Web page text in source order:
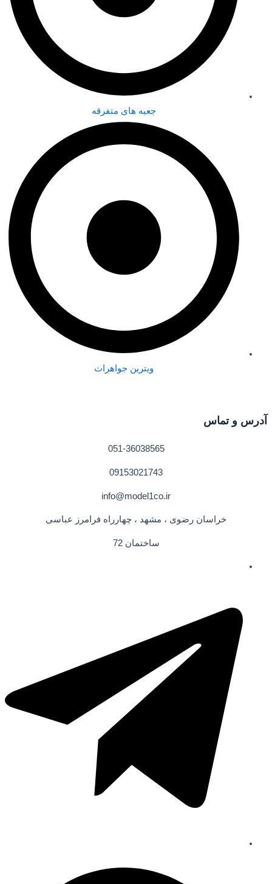
جعبه های متفرقه
ویترین جواهرات
آدرس و تماس
051-36038565
09153021743
info@model1co.ir
خراسان رضوی ، مشهد ، چهارراه فرامرز عباسی
ساختمان 72